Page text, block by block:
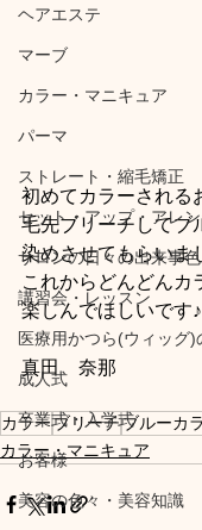
ヘアエステ
マーブ
カラー・マニキュア
パーマ
ストレート・縮毛矯正
セット・アップ・アレ
サロンの日々の出来事
講習会・レッスン
医療用かつら(ウィッグ)
成人式
卒業式・入学式
お客様
美容の色々・美容知識
初めてカラーされる
毛先ブリーチしてブ
染めさせてもらいま
これからどんどんカ
楽しんでほしいです♪
真田　奈那
カラーブリーチブルーカ
カラー・マニキュア